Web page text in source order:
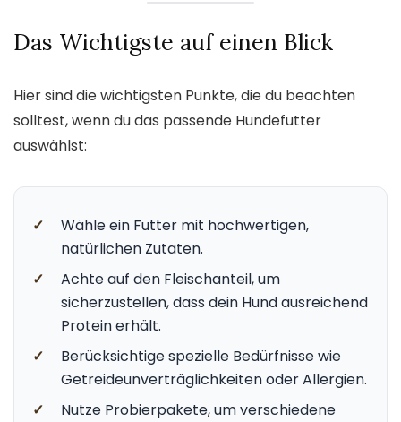
Das Wichtigste auf einen Blick
Hier sind die wichtigsten Punkte, die du beachten
solltest, wenn du das passende Hundefutter
auswählst:
✓
Wähle ein Futter mit hochwertigen,
natürlichen Zutaten.
✓
Achte auf den Fleischanteil, um
sicherzustellen, dass dein Hund ausreichend
Protein erhält.
✓
Berücksichtige spezielle Bedürfnisse wie
Getreideunverträglichkeiten oder Allergien.
✓
Nutze Probierpakete, um verschiedene